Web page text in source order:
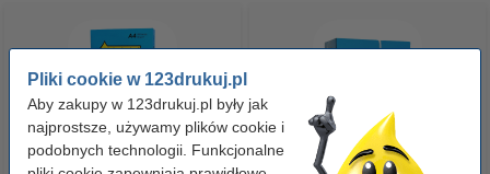
Pliki cookie w 123drukuj.pl
Aby zakupy w 123drukuj.pl były jak
najprostsze, używamy plików cookie i
podobnych technologii. Funkcjonalne